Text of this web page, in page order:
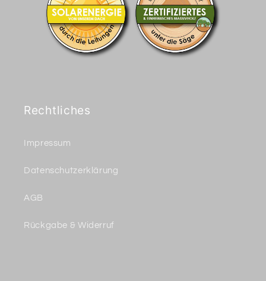
Rechtliches
Impressum
Datenschutzerklärung
AGB
Rückgabe & Widerruf